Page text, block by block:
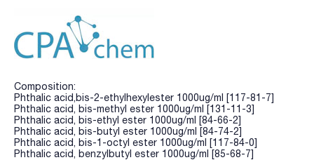
Composition:
Phthalic acid,bis-2-ethylhexylester 1000ug/ml [117-81-7]
Phthalic acid, bis-methyl ester 1000ug/ml [131-11-3]
Phthalic acid, bis-ethyl ester 1000ug/ml [84-66-2]
Phthalic acid, bis-butyl ester 1000ug/ml [84-74-2]
Phthalic acid, bis-1-octyl ester 1000ug/ml [117-84-0]
Phthalic acid, benzylbutyl ester 1000ug/ml [85-68-7]